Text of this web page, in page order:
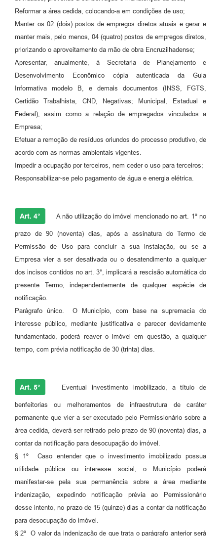
Reformar a área cedida, colocando-a em condições de uso;
Manter os 02 (dois) postos de empregos diretos atuais e gerar e
manter mais, pelo menos, 04 (quatro) postos de empregos diretos,
priorizando o aproveitamento da mão de obra Encruzilhadense;
Apresentar, anualmente, à Secretaria de Planejamento e
Desenvolvimento Econômico cópia autenticada da Guia
Informativa modelo B, e demais documentos (INSS, FGTS,
Certidão Trabalhista, CND, Negativas; Municipal, Estadual e
Federal), assim como a relação de empregados vinculados a
Empresa;
Efetuar a remoção de resíduos oriundos do processo produtivo, de
acordo com as normas ambientais vigentes.
Impedir a ocupação por terceiros, nem ceder o uso para terceiros;
Responsabilizar-se pelo pagamento de água e energia elétrica.
Art. 4° A não utilização do imóvel mencionado no art. 1º no
prazo de 90 (noventa) dias, após a assinatura do Termo de
Permissão de Uso para concluir a sua instalação, ou se a
Empresa vier a ser desativada ou o desatendimento a qualquer
dos incisos contidos no art. 3°, implicará a rescisão automática do
presente Termo, independentemente de qualquer espécie de
notificação.
Parágrafo único. O Município, com base na supremacia do
interesse público, mediante justificativa e parecer devidamente
fundamentado, poderá reaver o imóvel em questão, a qualquer
tempo, com prévia notificação de 30 (trinta) dias.
Art. 5° Eventual investimento imobilizado, a título de
benfeitorias ou melhoramentos de infraestrutura de caráter
permanente que vier a ser executado pelo Permissionário sobre a
área cedida, deverá ser retirado pelo prazo de 90 (noventa) dias, a
contar da notificação para desocupação do imóvel.
§ 1º Caso entender que o investimento imobilizado possua
utilidade pública ou interesse social, o Município poderá
manifestar-se pela sua permanência sobre a área mediante
indenização, expedindo notificação prévia ao Permissionário
desse intento, no prazo de 15 (quinze) dias a contar da notificação
para desocupação do imóvel.
§ 2º O valor da indenização de que trata o parágrafo anterior será